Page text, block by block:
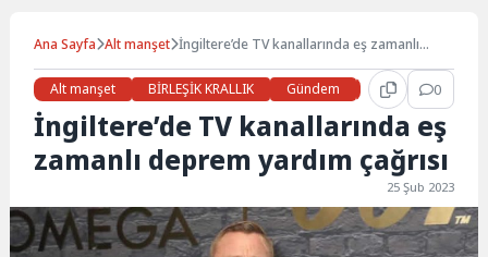
Ana Sayfa Alt manşet İngiltere’de TV kanallarında eş zamanlı
Alt manşet
BİRLEŞİK KRALLIK Gündem Haberler 0
İngiltere’de TV kanallarında eş
zamanlı deprem yardım çağrısı
25 Şub 2023